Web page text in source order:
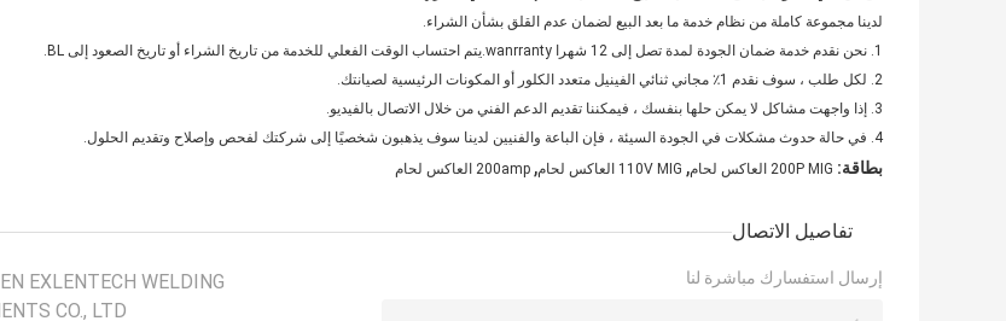
لدينا مجموعة كاملة من نظام خدمة ما بعد البيع لضمان عدم القلق بشأن الشراء.
1. نحن نقدم خدمة ضمان الجودة لمدة تصل إلى 12 شهرا wanrranty.يتم احتساب الوقت الفعلي للخدمة من تاريخ الشراء أو تاريخ الصعود إلى BL.
2. لكل طلب ، سوف نقدم 1٪ مجاني ثنائي الفينيل متعدد الكلور أو المكونات الرئيسية لصيانتك.
3. إذا واجهت مشاكل لا يمكن حلها بنفسك ، فيمكننا تقديم الدعم الفني من خلال الاتصال بالفيديو.
4. في حالة حدوث مشكلات في الجودة السيئة ، فإن الباعة والفنيين لدينا سوف يذهبون شخصيًا إلى شركتك لفحص وإصلاح وتقديم الحلول.
بطاقة: 200P MIG العاكس لحام , 110V MIG العاكس لحام , 200amp العاكس لحام
تفاصيل الاتصال
EXLENTECH WELDING
CO., LTD.
إرسال استفسارك مباشرة لنا